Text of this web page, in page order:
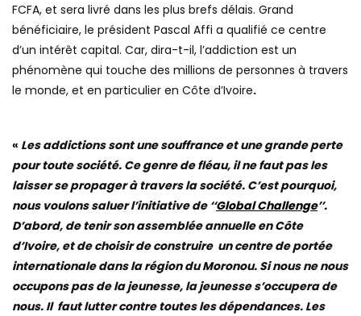
FCFA, et sera livré dans les plus brefs délais. Grand
bénéficiaire, le président Pascal Affi a qualifié ce centre
d’un intérêt capital. Car, dira-t-il, l’addiction est un
phénomène qui touche des millions de personnes à travers
le monde, et en particulier en Côte d’Ivoire.
« Les addictions sont une souffrance et une grande perte
pour toute société. Ce genre de fléau, il ne faut pas les
laisser se propager à travers la société. C’est pourquoi,
nous voulons saluer l’initiative de ‘‘Global Challenge’’.
D’abord, de tenir son assemblée annuelle en Côte
d’Ivoire, et de choisir de construire un centre de portée
internationale dans la région du Moronou. Si nous ne nous
occupons pas de la jeunesse, la jeunesse s’occupera de
nous. Il faut lutter contre toutes les dépendances. Les